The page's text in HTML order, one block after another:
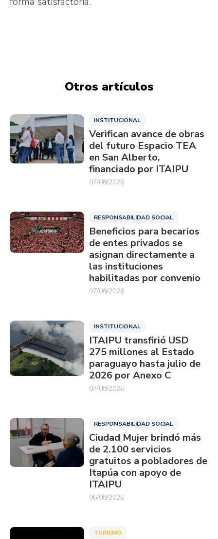
Otros artículos
INSTITUCIONAL
Verifican avance de obras
del futuro Espacio TEA
en San Alberto,
financiado por ITAIPU
07/08/2026
RESPONSABILIDAD SOCIAL
Beneficios para becarios
de entes privados se
asignan directamente a
las instituciones
habilitadas por convenio
07/08/2026
INSTITUCIONAL
ITAIPU transfirió USD
275 millones al Estado
paraguayo hasta julio de
2026 por Anexo C
07/08/2026
RESPONSABILIDAD SOCIAL
Ciudad Mujer brindó más
de 2.100 servicios
gratuitos a pobladores de
Itapúa con apoyo de
ITAIPU
06/08/2026
TURISMO